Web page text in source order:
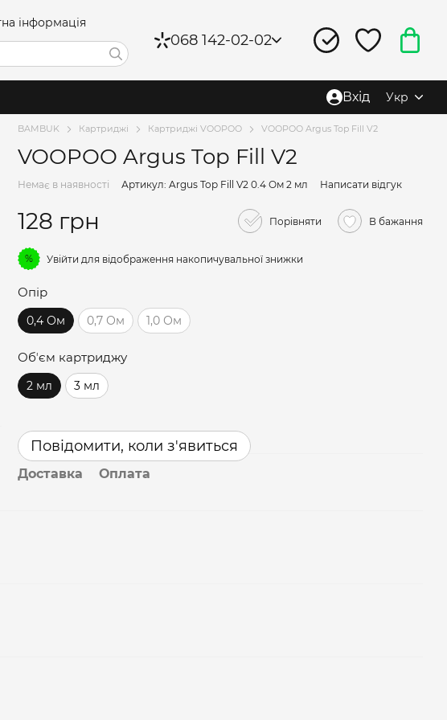
інформація
068 142-02-02
Вхід Укр
BAMBUK Картриджі Картриджі VOOPOO VOOPOO Argus Top Fill V2
VOOPOO Argus Top Fill V2
Немає в наявності Артикул: Argus Top Fill V2 0.4 Ом 2 мл Написати відгук
128 грн Порівняти В бажання
% Увійти для відображення накопичувальної знижки
Опір
0,4 Ом 0,7 Ом 1,0 Ом
Обʼєм картриджу
2 мл 3 мл
Повідомити, коли з'явиться
Доставка Оплата